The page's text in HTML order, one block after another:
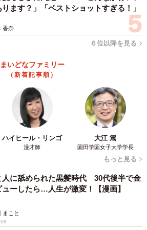
ます？」「ベストショットすぎる！」
香奈
６位以降を見る
まいどなファミリー
（新着記事順）
ハイヒール・リンゴ
漫才師
大江 篤
園田学園女子大学学長
もっと見る
人に舐められた黒髪時代 30代後半で金
ューしたら…人生が激変！【漫画】
まこと